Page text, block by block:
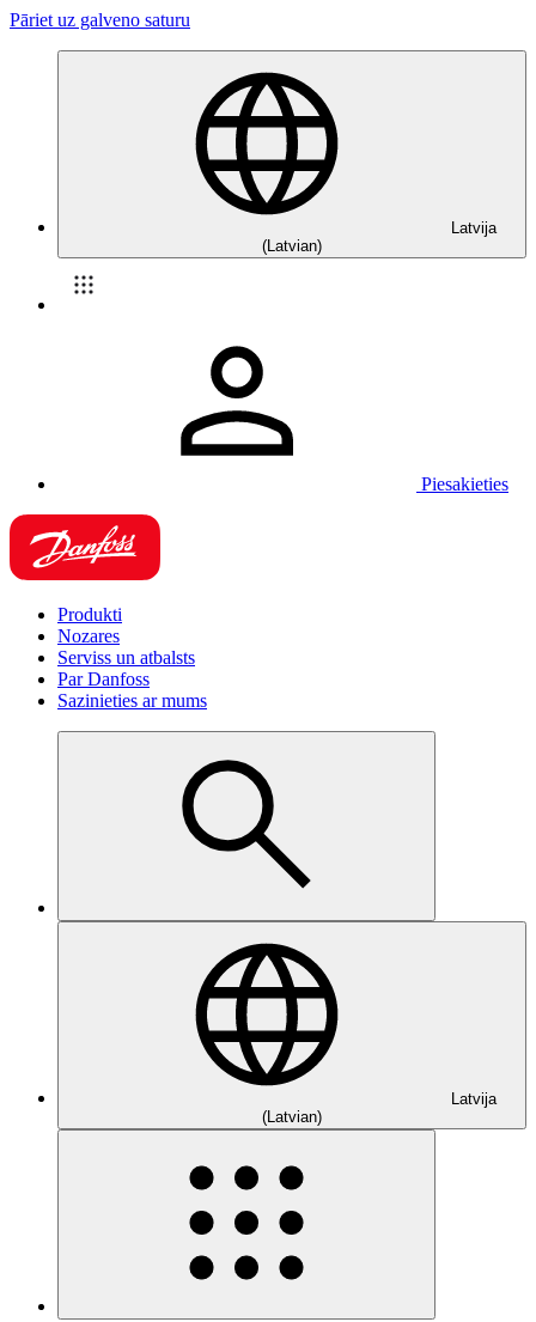
Pāriet uz galveno saturu
Latvija
(Latvian)
Piesakieties
Produkti
Nozares
Serviss un atbalsts
Par Danfoss
Sazinieties ar mums
Latvija
(Latvian)